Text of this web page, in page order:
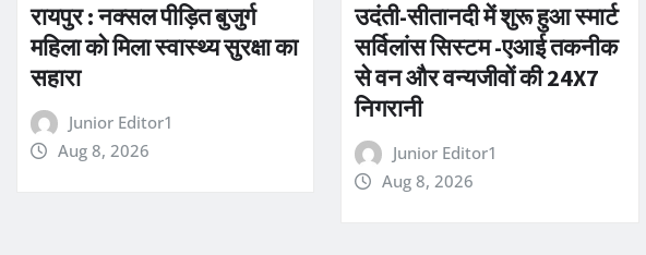
रायपुर : नक्सल पीड़ित बुजुर्ग
महिला को मिला स्वास्थ्य सुरक्षा का
सहारा
Junior Editor1
Aug 8, 2026
उदंती-सीतानदी में शुरू हुआ स्मार्ट
सर्विलांस सिस्टम -एआई तकनीक
से वन और वन्यजीवों की 24X7
निगरानी
Junior Editor1
Aug 8, 2026